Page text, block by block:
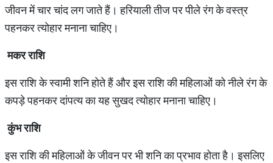
जीवन में चार चांद लग जाते हैं। हरियाली तीज पर पीले रंग के वस्‍त्र
पहनकर त्‍योहार मनाना चाहिए।
मकर राशि
इस राशि के स्‍वामी शनि होते हैं और इस राशि की महिलाओं को नीले रंग के
कपड़े पहनकर दांपत्‍य का यह सुखद त्‍योहार मनाना चाहिए।
कुंभ राशि
इस राशि की महिलाओं के जीवन पर भी शनि का प्रभाव होता है। इसलिए